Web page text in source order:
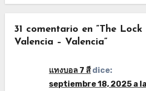
31 comentario en “The Lock
Valencia – Valencia”
แทงบอล 7 สี dice:
septiembre 18, 2025 a